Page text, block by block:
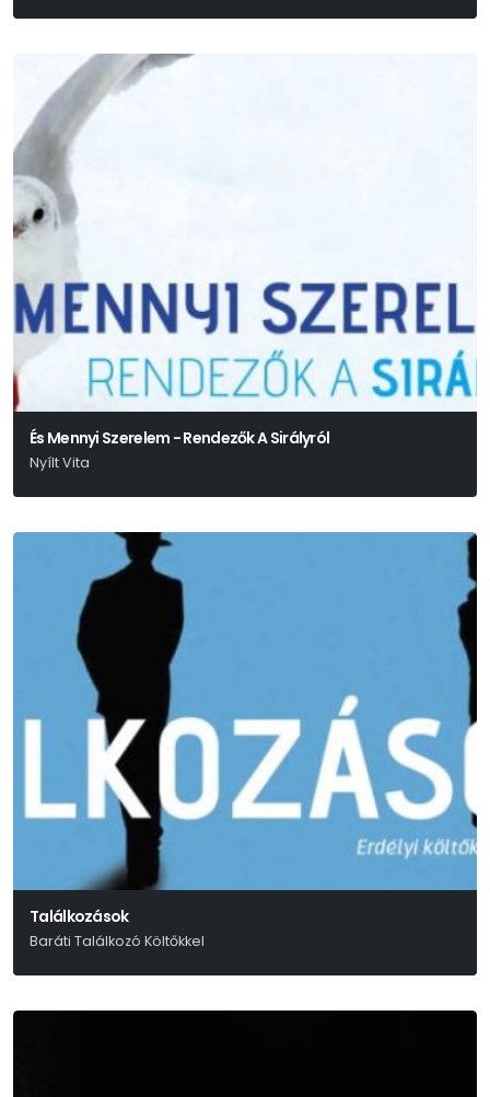
És Mennyi Szerelem - Rendezők A Sirályról
Nyílt Vita
Találkozások
Baráti Találkozó Költőkkel